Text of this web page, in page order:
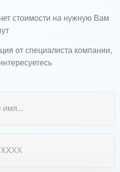
стоимости на нужную Вам
от специалиста компании,